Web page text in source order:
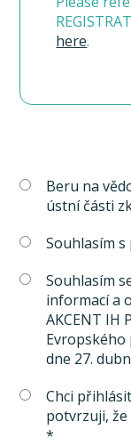
here.
Beru na
ústní části
Souhlasím
Souhlasím
informací a
AKCENT IH
Evropského
dne 27.
Chci
potvrzuji,
*